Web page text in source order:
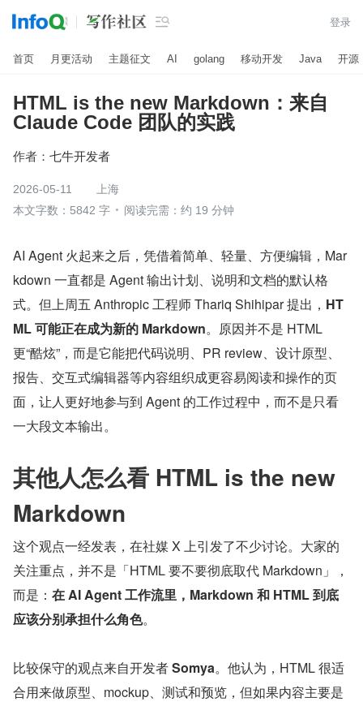
 登录
首页 月更活动 主题征文 AI golang 移动开发 Java 开源
HTML is the new Markdown：来自
Claude Code 团队的实践
作者： 七牛开发者
2026-05-11
上海
本文字数：5842 字
阅读完需：约 19 分钟
AI Agent 火起来之后，凭借着简单、轻量、方便编辑，Mar
kdown 一直都是 Agent 输出计划、说明和文档的默认格
式。但上周五 Anthropic 工程师 Thariq Shihipar 提出， HT
ML 可能正在成为新的 Markdown。原因并不是 HTML
更“酷炫”，而是它能把代码说明、PR review、设计原型、
报告、交互式编辑器等内容组织成更容易阅读和操作的页
面，让人更好地参与到 Agent 的工作过程中，而不是只看
一大段文本输出。
其他人怎么看 HTML is the new
Markdown
这个观点一经发表，在社媒 X 上引发了不少讨论。大家的
关注重点，并不是「HTML 要不要彻底取代 Markdown」，
而是： 在 AI Agent 工作流里，Markdown 和 HTML 到底
应该分别承担什么角色。
比较保守的观点来自开发者 Somya。他认为，HTML 很适
合用来做原型、mockup、测试和预览，但如果内容主要是